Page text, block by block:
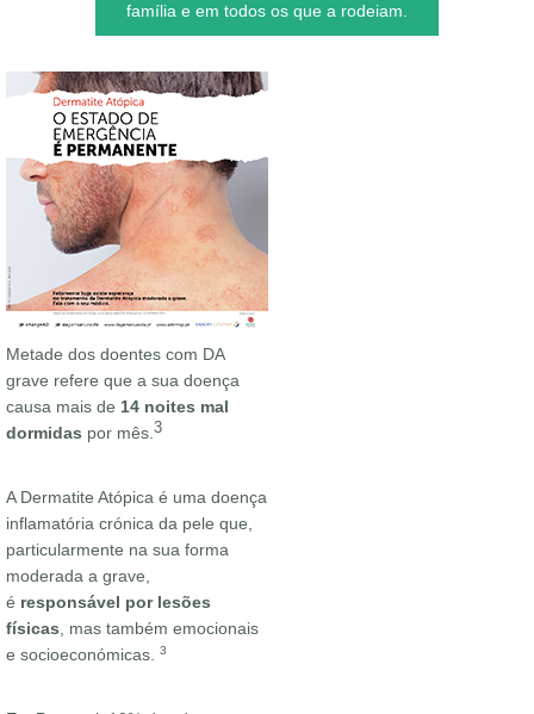
família e em todos os que a rodeiam.
Metade dos doentes com DA
grave refere que a sua doença
causa mais de 14 noites mal
dormidas por mês.3
A Dermatite Atópica é uma doença
inflamatória crónica da pele que,
particularmente na sua forma
moderada a grave,
é responsável por lesões
físicas, mas também emocionais
e socioeconómicas. 3